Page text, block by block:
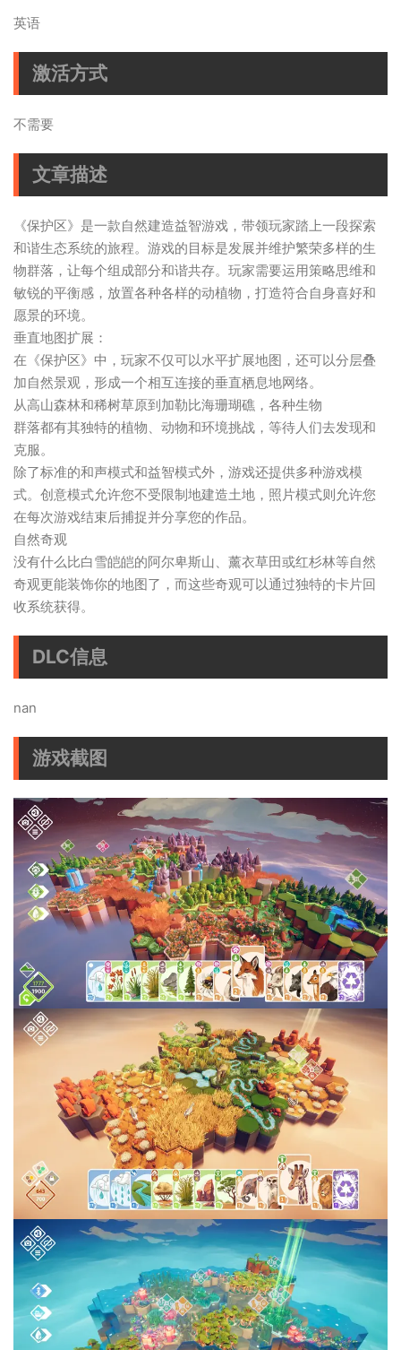
英语
激活方式
不需要
文章描述
《保护区》是一款自然建造益智游戏，带领玩家踏上一段探索
和谐生态系统的旅程。游戏的目标是发展并维护繁荣多样的生
物群落，让每个组成部分和谐共存。玩家需要运用策略思维和
敏锐的平衡感，放置各种各样的动植物，打造符合自身喜好和
愿景的环境。
垂直地图扩展：
在《保护区》中，玩家不仅可以水平扩展地图，还可以分层叠
加自然景观，形成一个相互连接的垂直栖息地网络。
从高山森林和稀树草原到加勒比海珊瑚礁，各种生物
群落都有其独特的植物、动物和环境挑战，等待人们去发现和
克服。
除了标准的和声模式和益智模式外，游戏还提供多种游戏模
式。创意模式允许您不受限制地建造土地，照片模式则允许您
在每次游戏结束后捕捉并分享您的作品。
自然奇观
没有什么比白雪皑皑的阿尔卑斯山、薰衣草田或红杉林等自然
奇观更能装饰你的地图了，而这些奇观可以通过独特的卡片回
收系统获得。
DLC信息
nan
游戏截图